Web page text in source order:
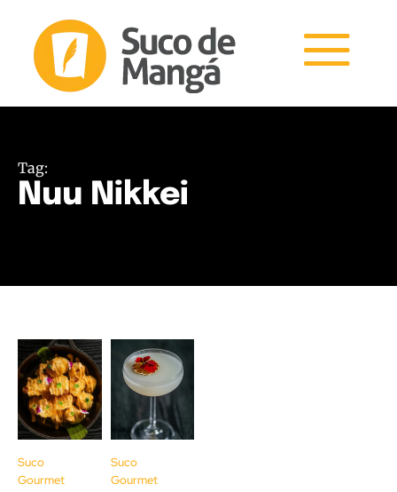
Tag:
Nuu Nikkei
Suco
Gourmet
Suco
Gourmet